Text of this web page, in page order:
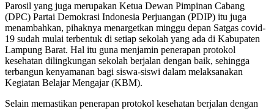
Parosil yang juga merupakan Ketua Dewan Pimpinan Cabang
(DPC) Partai Demokrasi Indonesia Perjuangan (PDIP) itu juga
menambahkan, pihaknya menargetkan minggu depan Satgas covid-
19 sudah mulai terbentuk di setiap sekolah yang ada di Kabupaten
Lampung Barat. Hal itu guna menjamin penerapan protokol
kesehatan dilingkungan sekolah berjalan dengan baik, sehingga
terbangun kenyamanan bagi siswa-siswi dalam melaksanakan
Kegiatan Belajar Mengajar (KBM).
Selain memastikan penerapan protokol kesehatan berjalan dengan